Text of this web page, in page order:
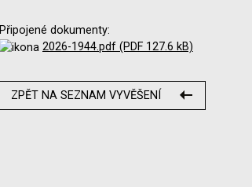
Připojené dokumenty:
2026-1944.pdf (PDF 127.6 kB)
ZPĚT NA SEZNAM VYVĚŠENÍ